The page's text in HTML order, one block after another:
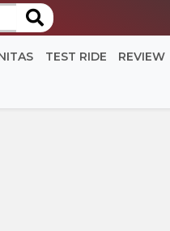
TEST RIDE REVIEW